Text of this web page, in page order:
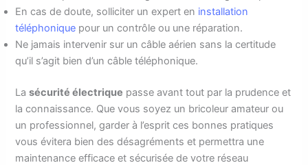
En cas de doute, solliciter un expert en installation
téléphonique pour un contrôle ou une réparation.
Ne jamais intervenir sur un câble aérien sans la certitude
qu’il s’agit bien d’un câble téléphonique.
Lasécurité électrique passe avant tout par la prudence et
la connaissance. Que vous soyez un bricoleur amateur ou
un professionnel, garder à l’esprit ces bonnes pratiques
vous évitera bien des désagréments et permettra une
maintenance efficace et sécurisée de votre réseau